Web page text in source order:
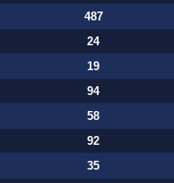
487
24
19
94
58
92
35